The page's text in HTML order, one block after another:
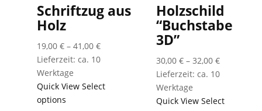
Schriftzug aus
Holz
19,00€ –41,00€
Lieferzeit: ca. 10
Werktage
Quick ViewSelect
options
Holzschild
“Buchstabe
3D”
30,00€ –32,00€
Lieferzeit: ca. 10
Werktage
Quick ViewSelect